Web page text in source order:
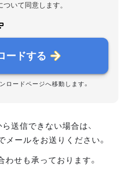
いて同意します。
ードする
ロードページへ移動します。
送信できない場合は、
メールをお送りください。
せも承っております。